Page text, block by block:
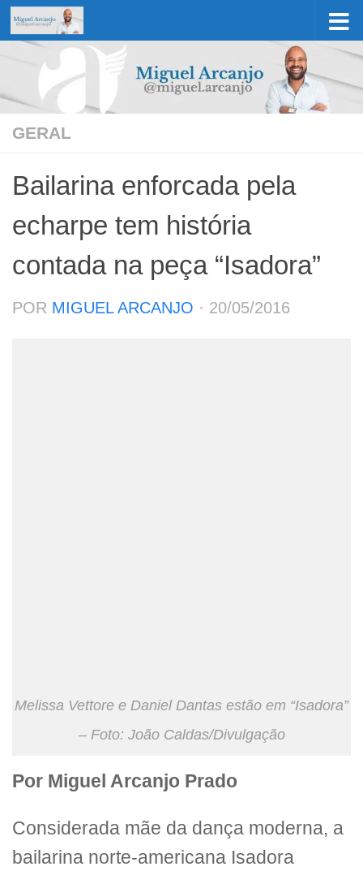
Skip to content
GERAL
Bailarina enforcada pela
echarpe tem história
contada na peça “Isadora”
POR MIGUEL ARCANJO · 20/05/2016
Melissa Vettore e Daniel Dantas estão em “Isadora”
– Foto: João Caldas/Divulgação
Por Miguel Arcanjo Prado
Considerada mãe da dança moderna, a
bailarina norte-americana Isadora